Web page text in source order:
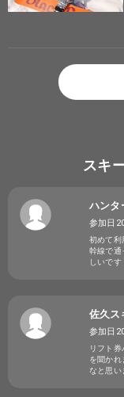
スキ
ハンタ
参加日
初めて利
幹線で通
しいです
佐久ス
参加日
リフト
を聞か
なと思い